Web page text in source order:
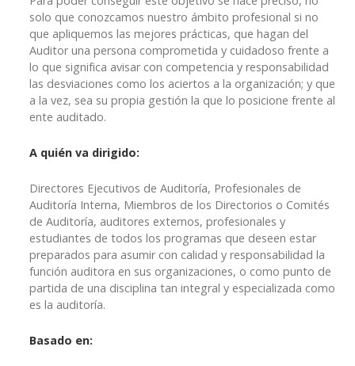
solo que conozcamos nuestro ámbito profesional si no
que apliquemos las mejores prácticas, que hagan del
Auditor una persona comprometida y cuidadoso frente a
lo que significa avisar con competencia y responsabilidad
las desviaciones como los aciertos a la organización; y que
a la vez, sea su propia gestión la que lo posicione frente al
ente auditado.
A quién va dirigido:
Directores Ejecutivos de Auditoría, Profesionales de
Auditoría Interna, Miembros de los Directorios o Comités
de Auditoría, auditores externos, profesionales y
estudiantes de todos los programas que deseen estar
preparados para asumir con calidad y responsabilidad la
función auditora en sus organizaciones, o como punto de
partida de una disciplina tan integral y especializada como
es la auditoría.
Basado en: